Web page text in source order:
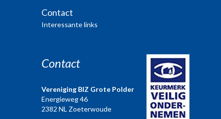
Contact
Interessante links
Contact
Vereniging BIZ Grote Polder
Energieweg 46
2382 NL Zoeterwoude